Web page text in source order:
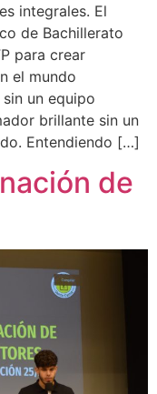
integrales. El
de Bachillerato
para crear
el mundo
un equipo
brillante sin un
Entendiendo […]
de